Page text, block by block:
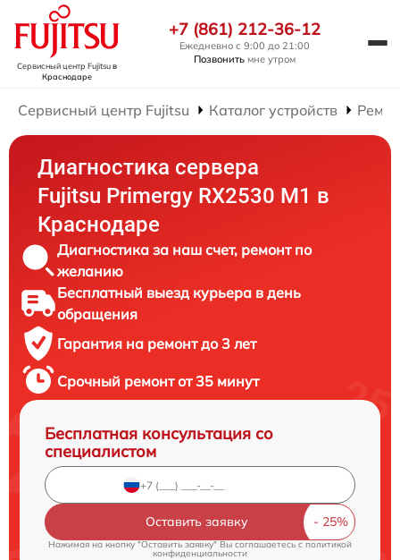
Сервисный центр Fujitsuв
Краснодаре
+7 (861) 212-36-12
Ежедневно с 9:00 до 21:00
Позвонить мне утром
Сервисный центр Fujitsu Каталог устройств
Диагностика сервера
Fujitsu Primergy RX2530 M1 в
Краснодаре
Диагностика за наш счет, ремонт по
желанию
Бесплатный выезд курьера в день
обращения
Гарантия на ремонт до 3 лет
Срочный ремонт от 35 минут
Бесплатная консультация со
специалистом
Оставить заявку
Нажимая на кнопку "Оставить заявку" Вы соглашаетесь cполитикой
конфиденциальности